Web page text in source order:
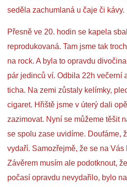
seděla zachumlaná u čaje či kávy.
Přesně ve 20. hodin se kapela
reprodukovaná. Tam jsme tak
na rock. A byla to opravdu
pár jedinců ví. Odbila 22h večerní
ticha. Na zemi zůstaly kelímky,
cigaret. Hřiště jsme v úterý dali
zazimovat. Nyní se můžeme těšit
se spolu zase uvidíme. Doufáme,
vydaří. Samozřejmě, že se na Vás
Závěrem musím ale podotknout,
počasí opravdu nevydařilo, bylo